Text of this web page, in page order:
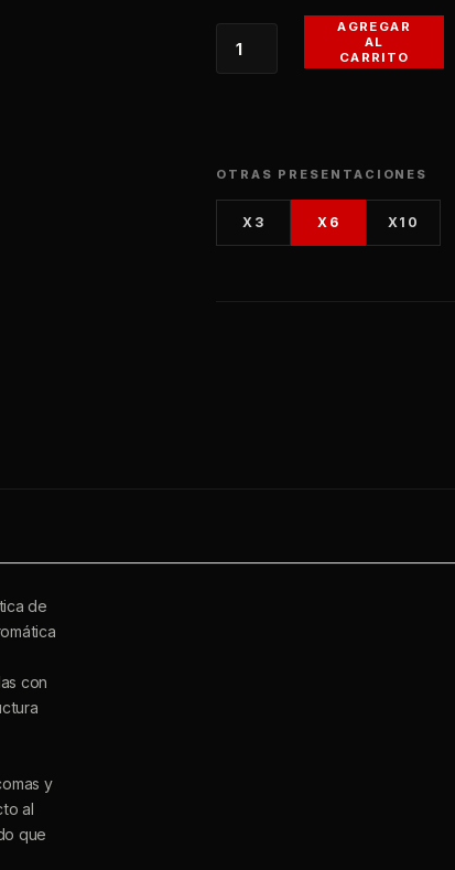
EXOTIC
&
AGREGAR
AL
CARRITO
OTRAS PRESENTACIONES
X3 X6 X10
de
con
y
al
que